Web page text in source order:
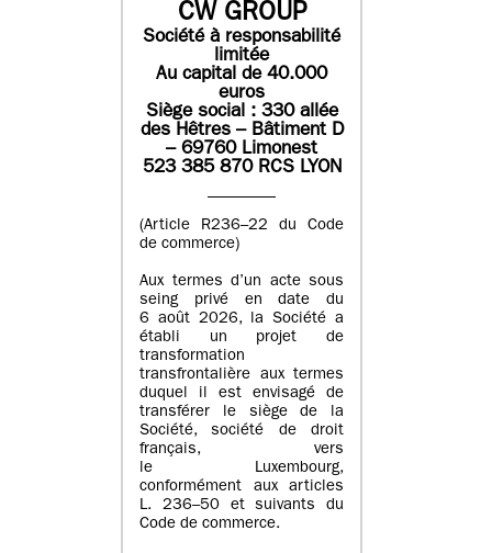
CW GROUP
Société à responsabilité
limitée
Au capital de 40.000
euros
Siège social : 330 allée
des Hêtres – Bâtiment D
– 69760 Limonest
523 385 870 RCS LYON
(Article R236–22 du Code
de commerce)
Aux termes d’un acte sous
seing privé en date du
6 août 2026, la Société a
établi un projet de
transformation
transfrontalière aux termes
duquel il est envisagé de
transférer le siège de la
Société, société de droit
français, vers
le Luxembourg,
conformément aux articles
L. 236–50 et suivants du
Code de commerce.